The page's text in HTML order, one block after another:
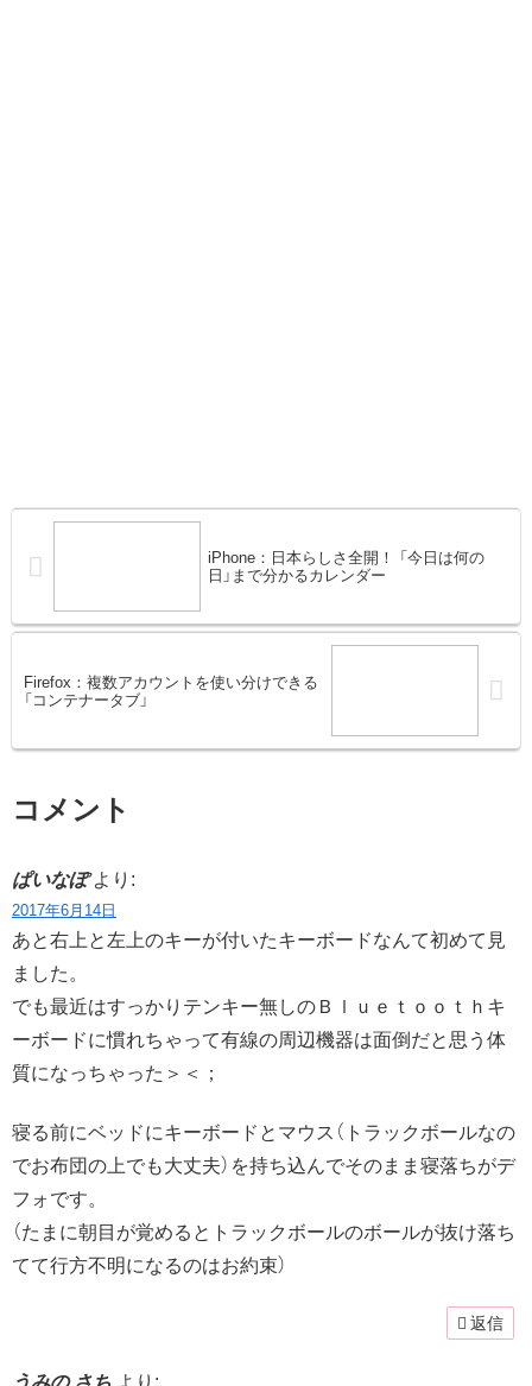
iPhone：日本らしさ全開！ 「今日は何の
日」まで分かるカレンダー
Firefox：複数アカウントを使い分けできる
「コンテナータブ」
コメント
ぱいなぽ より:
2017年6月14日
あと右上と左上のキーが付いたキーボードなんて初めて見
ました。
でも最近はすっかりテンキー無しのＢｌｕｅｔｏｏｔｈキ
ーボードに慣れちゃって有線の周辺機器は面倒だと思う体
質になっちゃった＞＜；
寝る前にベッドにキーボードとマウス（トラックボールなの
でお布団の上でも大丈夫）を持ち込んでそのまま寝落ちがデ
フォです。
（たまに朝目が覚めるとトラックボールのボールが抜け落ち
てて行方不明になるのはお約束）
返信
うみの さち より: